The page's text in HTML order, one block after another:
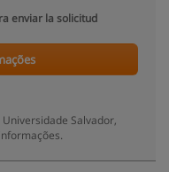
enviar la solicitud
Salvador,